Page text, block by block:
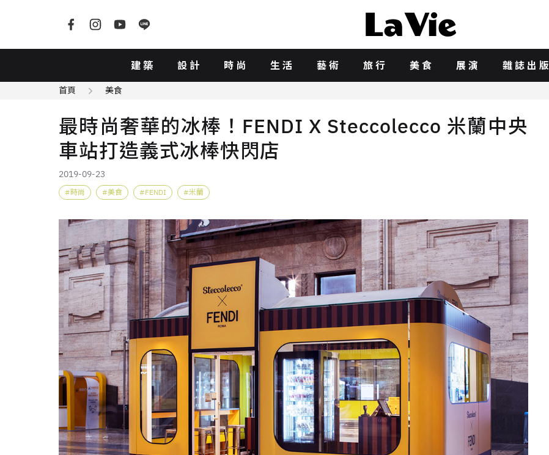
建築 設計 時尚 生活 藝術 旅行 美食 展演 雜誌出版
首頁 美食
最時尚奢華的冰棒！FENDI X Steccolecco 米蘭中央
車站打造義式冰棒快閃店
2019-09-23
時尚 美食 FENDI 米蘭